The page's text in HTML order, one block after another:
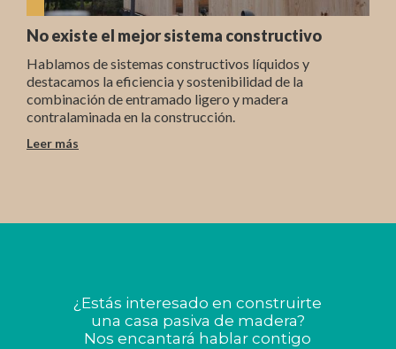
No existe el mejor sistema constructivo
Hablamos de sistemas constructivos líquidos y
destacamos la eficiencia y sostenibilidad de la
combinación de entramado ligero y madera
contralaminada en la construcción.
Leer más
¿Estás interesado en construirte
una casa pasiva de madera?
Nos encantará hablar contigo